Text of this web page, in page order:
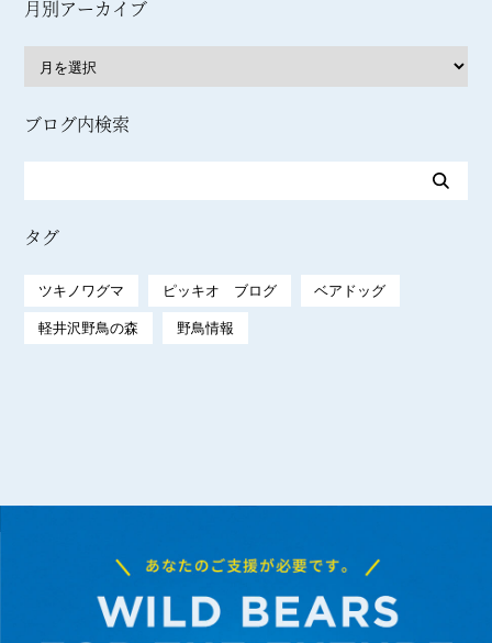
月別アーカイブ
ブログ内検索
タグ
ツキノワグマ ピッキオ ブログ ベアドッグ
軽井沢野鳥の森 野鳥情報